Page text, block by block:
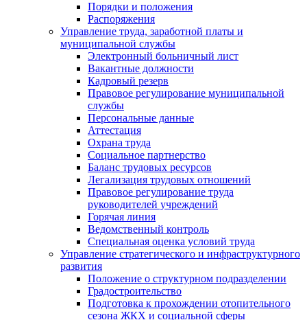
Порядки и положения
Распоряжения
Управление труда, заработной платы и
муниципальной службы
Электронный больничный лист
Вакантные должности
Кадровый резерв
Правовое регулирование муниципальной
службы
Персональные данные
Аттестация
Охрана труда
Социальное партнерство
Баланс трудовых ресурсов
Легализация трудовых отношений
Правовое регулирование труда
руководителей учреждений
Горячая линия
Ведомственный контроль
Специальная оценка условий труда
Управление стратегического и инфраструктурного
развития
Положение о структурном подразделении
Градостроительство
Подготовка к прохождении отопительного
сезона ЖКХ и социальной сферы